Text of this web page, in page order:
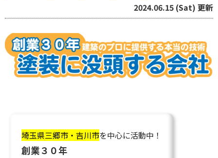
2024.06.15 (Sat) 更新
埼玉県三郷市・吉川市を中心に活動中！
創業３０年